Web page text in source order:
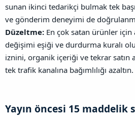
sunan ikinci tedarikçi bulmak tek
ve gönderim deneyimi de
Düzeltme: En çok satan ürünler
değişimi eşiği ve durdurma kuralı
iznini, organik içeriği ve tekrar satın
tek trafik kanalına bağımlılığı azaltın.
Yayın öncesi 15 maddelik